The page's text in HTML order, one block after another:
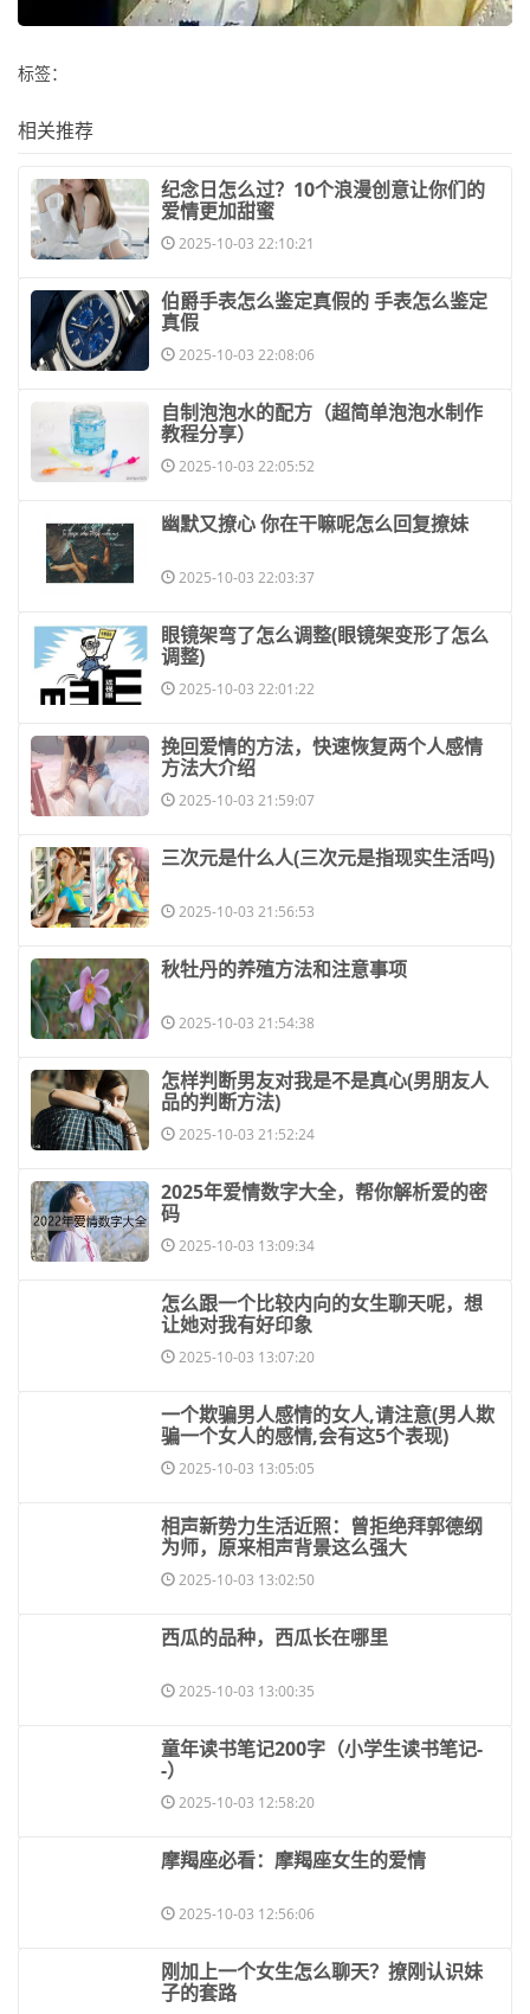
标签：
相关推荐
​纪念日怎么过？10个浪漫创意让你们的
爱情更加甜蜜
2025-10-03 22:10:21
​伯爵手表怎么鉴定真假的 手表怎么鉴定
真假
2025-10-03 22:08:06
​自制泡泡水的配方（超简单泡泡水制作
教程分享）
2025-10-03 22:05:52
​幽默又撩心 你在干嘛呢怎么回复撩妹
2025-10-03 22:03:37
​眼镜架弯了怎么调整(眼镜架变形了怎么
调整)
2025-10-03 22:01:22
​挽回爱情的方法，快速恢复两个人感情
方法大介绍
2025-10-03 21:59:07
​三次元是什么人(三次元是指现实生活吗)
2025-10-03 21:56:53
​秋牡丹的养殖方法和注意事项
2025-10-03 21:54:38
​怎样判断男友对我是不是真心(男朋友人
品的判断方法)
2025-10-03 21:52:24
​2025年爱情数字大全，帮你解析爱的密
码
2025-10-03 13:09:34
​怎么跟一个比较内向的女生聊天呢，想
让她对我有好印象
2025-10-03 13:07:20
​一个欺骗男人感情的女人,请注意(男人欺
骗一个女人的感情,会有这5个表现)
2025-10-03 13:05:05
​相声新势力生活近照：曾拒绝拜郭德纲
为师，原来相声背景这么强大
2025-10-03 13:02:50
​西瓜的品种，西瓜长在哪里
2025-10-03 13:00:35
​童年读书笔记200字（小学生读书笔记-
-）
2025-10-03 12:58:20
​摩羯座必看：摩羯座女生的爱情
2025-10-03 12:56:06
​刚加上一个女生怎么聊天？撩刚认识妹
子的套路